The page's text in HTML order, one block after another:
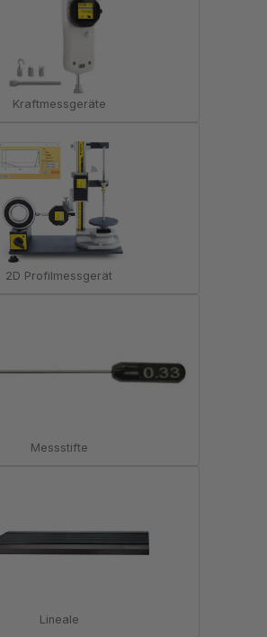
Kraftmessgeräte
2D Profilmessgerät
Messstifte
Lineale